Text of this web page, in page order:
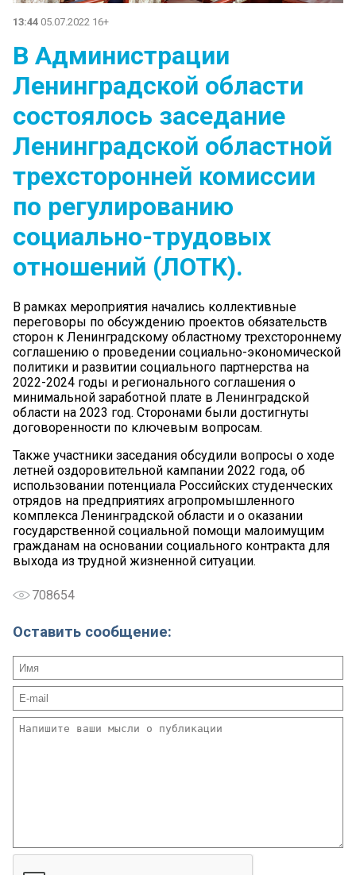
13:44 05.07.2022 16+
В Администрации
Ленинградской области
состоялось заседание
Ленинградской областной
трехсторонней комиссии
по регулированию
социально-трудовых
отношений (ЛОТК).
В рамках мероприятия начались коллективные
переговоры по обсуждению проектов обязательств
сторон к Ленинградскому областному трехстороннему
соглашению о проведении социально-экономической
политики и развитии социального партнерства на
2022-2024 годы и регионального соглашения о
минимальной заработной плате в Ленинградской
области на 2023 год. Сторонами были достигнуты
договоренности по ключевым вопросам.
Также участники заседания обсудили вопросы о ходе
летней оздоровительной кампании 2022 года, об
использовании потенциала Российских студенческих
отрядов на предприятиях агропромышленного
комплекса Ленинградской области и о оказании
государственной социальной помощи малоимущим
гражданам на основании социального контракта для
выхода из трудной жизненной ситуации.
708654
Оставить сообщение: